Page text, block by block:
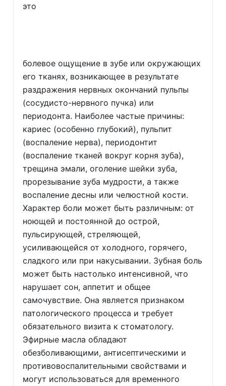
это
болевое ощущение в зубе или окружающих
его тканях, возникающее в результате
раздражения нервных окончаний пульпы
(сосудисто-нервного пучка) или
периодонта. Наиболее частые причины:
кариес (особенно глубокий), пульпит
(воспаление нерва), периодонтит
(воспаление тканей вокруг корня зуба),
трещина эмали, оголение шейки зуба,
прорезывание зуба мудрости, а также
воспаление десны или челюстной кости.
Характер боли может быть различным: от
ноющей и постоянной до острой,
пульсирующей, стреляющей,
усиливающейся от холодного, горячего,
сладкого или при накусывании. Зубная боль
может быть настолько интенсивной, что
нарушает сон, аппетит и общее
самочувствие. Она является признаком
патологического процесса и требует
обязательного визита к стоматологу.
Эфирные масла обладают
обезболивающими, антисептическими и
противовоспалительными свойствами и
могут использоваться для временного